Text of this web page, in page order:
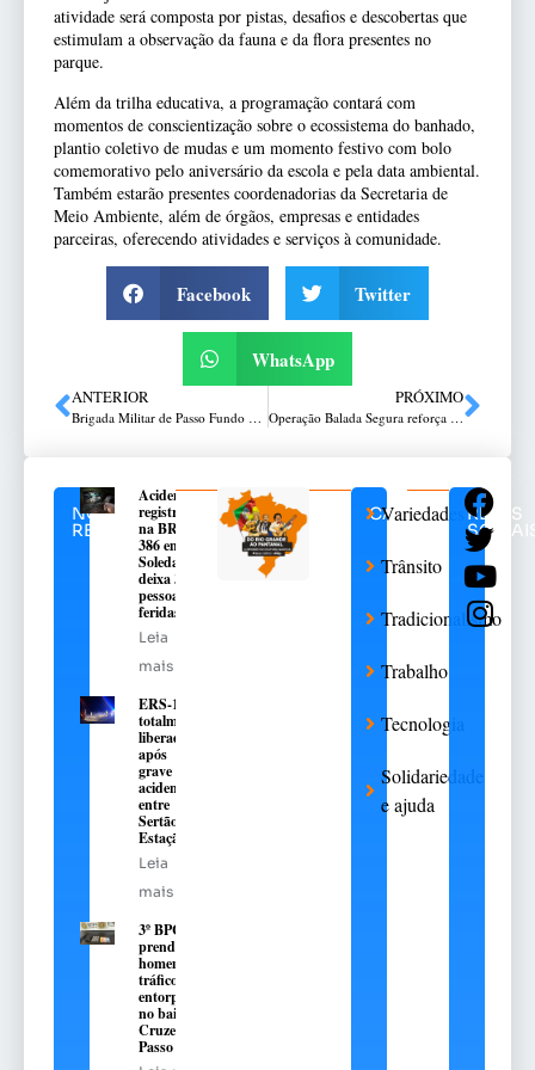
atividade será composta por pistas, desafios e descobertas que
estimulam a observação da fauna e da flora presentes no
parque.
Além da trilha educativa, a programação contará com
momentos de conscientização sobre o ecossistema do banhado,
plantio coletivo de mudas e um momento festivo com bolo
comemorativo pelo aniversário da escola e pela data ambiental.
Também estarão presentes coordenadorias da Secretaria de
Meio Ambiente, além de órgãos, empresas e entidades
parceiras, oferecendo atividades e serviços à comunidade.
Facebook Twitter
WhatsApp
ANTERIOR
Brigada Militar de Passo Fundo deflagra a Operação Cerco Fechado
PRÓXIMO
Operação Balada Segura reforça fiscalização e combate à combinação de álcool e direção em Passo Fundo
NOTÍCIAS
RELACIONADAS
Acidente
registrado
na BR-
386 em
Soledade
deixa 3
pessoas
feridas
Leia
mais
ERS-135 é
totalmente
liberada
após
grave
acidente
entre
Sertão e
Estação
Leia
mais
3º BPChq
prende
homem por
tráfico de
entorpecentes
no bairro
Cruzeiro, em
Passo Fundo
CATEGORIAS
Variedades
Trânsito
Tradicionalismo
Trabalho
Tecnologia
Solidariedade
e ajuda
REDES